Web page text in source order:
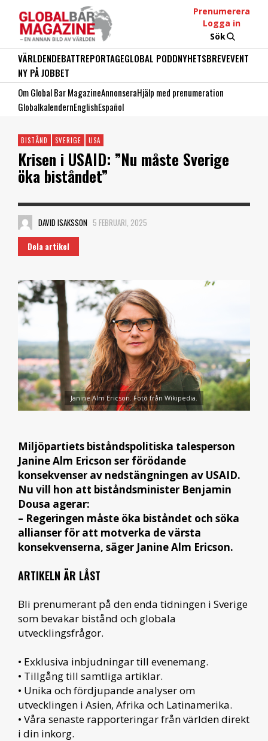
Prenumerera
Logga in
Sök
VÄRLDENDEBATTREPORTAGEGLOBAL PODDNYHETSBREVEVENT
NY PÅ JOBBET
Om Global Bar MagazineAnnonseraHjälp med prenumeration
GlobalkalendernEnglishEspañol
BISTÅND SVERIGE USA
Krisen i USAID: ”Nu måste Sverige
öka biståndet”
DAVID ISAKSSON 5 FEBRUARI, 2025
Dela artikel
Janine Alm Ericson. Foto från Wikipedia.
Miljöpartiets biståndspolitiska talesperson
Janine Alm Ericson ser förödande
konsekvenser av nedstängningen av USAID.
Nu vill hon att biståndsminister Benjamin
Dousa agerar:
– Regeringen måste öka biståndet och söka
allianser för att motverka de värsta
konsekvenserna, säger Janine Alm Ericson.
ARTIKELN ÄR LÅST
Bli prenumerant på den enda tidningen i Sverige
som bevakar bistånd och globala
utvecklingsfrågor.
• Exklusiva inbjudningar till evenemang.
• Tillgång till samtliga artiklar.
• Unika och fördjupande analyser om
utvecklingen i Asien, Afrika och Latinamerika.
• Våra senaste rapporteringar från världen direkt
i din inkorg.